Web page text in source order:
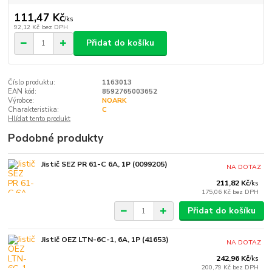
111,47 Kč/ks
92,12 Kč bez DPH
Přidat do košíku
Číslo produktu:
1163013
EAN kód:
8592765003652
Výrobce:
NOARK
Charakteristika:
C
Hlídat tento produkt
Podobné produkty
Jistič SEZ PR 61-C 6A, 1P (0099205)
211,82 Kč/ks
175,06 Kč bez DPH
NA DOTAZ
Přidat do košíku
Jistič OEZ LTN-6C-1, 6A, 1P (41653)
242,96 Kč/ks
200,79 Kč bez DPH
NA DOTAZ